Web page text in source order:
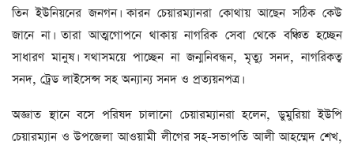
তিন ইউনিয়নের জনগন। কারন চেয়ারম্যানরা কোথায় আছেন সঠিক কেউ
জানে না। তারা আত্মগোপনে থাকায় নাগরিক সেবা থেকে বঞ্চিত হচ্ছেন
সাধারণ মানুষ। যথাসময়ে পাচ্ছেন না জন্মনিবন্ধন, মৃত্যু সনদ, নাগরিকত্ব
সনদ, ট্রেড লাইসেন্স সহ অন্যান্য সনদ ও প্রত্যয়নপত্র।
অজ্ঞাত স্থানে বসে পরিষদ চালানো চেয়ারম্যানরা হলেন, ডুমুরিয়া ইউপি
চেয়ারম্যান ও উপজেলা আওয়ামী লীগের সহ-সভাপতি আলী আহম্মেদ শেখ,